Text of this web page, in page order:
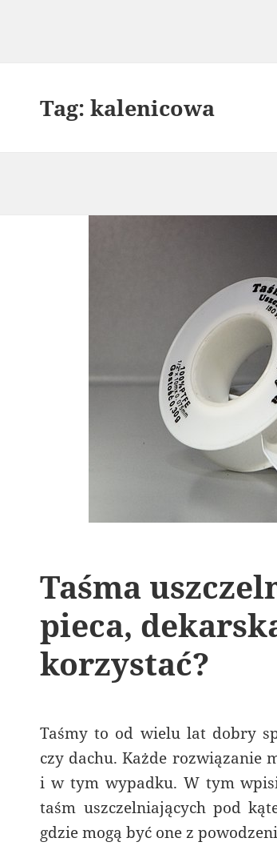
Tag:kalenicowa
Taśma
pieca,
korzystać?
Taśmy to od wielu lat dobry
czy dachu. Każde rozwiązanie
i w tym wypadku. W tym
taśm uszczelniających pod
gdzie mogą być one z